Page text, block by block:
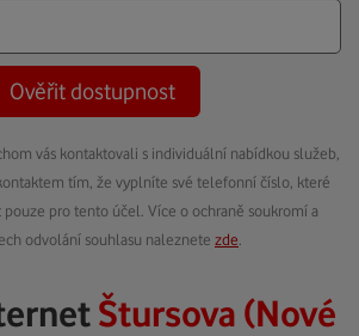
Ověřit dostupnost
vás kontaktovali s individuální nabídkou služeb,
tím, že vyplníte své telefonní číslo, které
pouze pro tento účel. Více o ochraně soukromí a
odvolání souhlasu naleznete zde
Štursova (Nové